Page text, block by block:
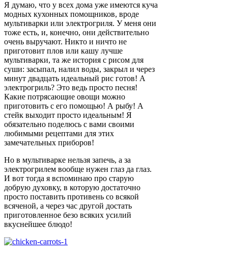
Я думаю, что у всех дома уже имеются куча
модных кухонных помощников, вроде
мультиварки или электрогриля. У меня они
тоже есть, и, конечно, они действительно
очень выручают. Никто и ничто не
приготовит плов или кашу лучше
мультиварки, та же история с рисом для
суши: засыпал, налил воды, закрыл и через
минут двадцать идеальный рис готов! А
электрогриль? Это ведь просто песня!
Какие потрясающие овощи можно
приготовить с его помощью! А рыбу! А
стейк выходит просто идеальным! Я
обязательно поделюсь с вами своими
любимыми рецептами для этих
замечательных приборов!
Но в мультиварке нельзя запечь, а за
электрогрилем вообще нужен глаз да глаз.
И вот тогда я вспоминаю про старую
добрую духовку, в которую достаточно
просто поставить противень со всякой
всяченой, а через час другой достать
приготовленное безо всяких усилий
вкуснейшее блюдо!